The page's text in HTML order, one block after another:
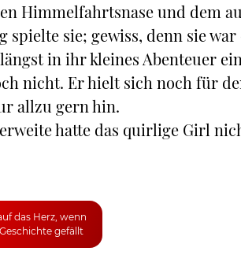
Himmelfahrtsnase und dem
spielte sie; gewiss, denn sie
in ihr kleines Abenteuer
nicht. Er hielt sich noch für
allzu gern hin.
hatte das quirlige Girl
das Herz, wenn
gefällt